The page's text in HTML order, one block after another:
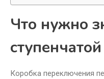
Что нужно
Коробка переключения